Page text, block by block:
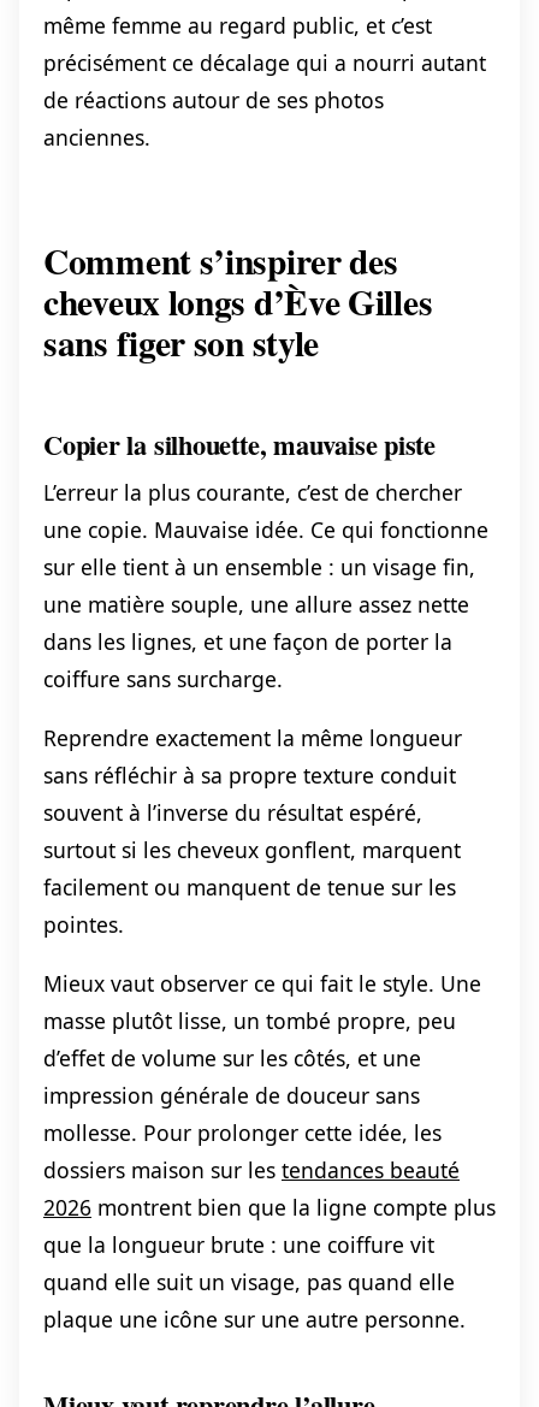
même femme au regard public, et c’est
précisément ce décalage qui a nourri autant
de réactions autour de ses photos
anciennes.
Comment s’inspirer des
cheveux longs d’Ève Gilles
sans figer son style
Copier la silhouette, mauvaise piste
L’erreur la plus courante, c’est de chercher
une copie. Mauvaise idée. Ce qui fonctionne
sur elle tient à un ensemble : un visage fin,
une matière souple, une allure assez nette
dans les lignes, et une façon de porter la
coiffure sans surcharge.
Reprendre exactement la même longueur
sans réfléchir à sa propre texture conduit
souvent à l’inverse du résultat espéré,
surtout si les cheveux gonflent, marquent
facilement ou manquent de tenue sur les
pointes.
Mieux vaut observer ce qui fait le style. Une
masse plutôt lisse, un tombé propre, peu
d’effet de volume sur les côtés, et une
impression générale de douceur sans
mollesse. Pour prolonger cette idée, les
dossiers maison sur les tendances beauté
2026 montrent bien que la ligne compte plus
que la longueur brute : une coiffure vit
quand elle suit un visage, pas quand elle
plaque une icône sur une autre personne.